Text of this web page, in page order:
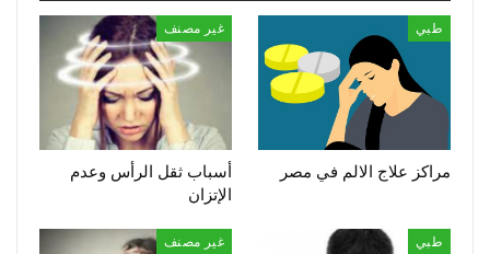
طبي
مراكز علاج الالم في مصر
غير مصنف
أسباب ثقل الرأس وعدم
الإتزان
طبي غير مصنف